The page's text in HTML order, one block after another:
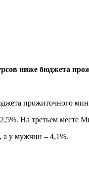
ниже бюджета
прожиточного
На третьем месте
а у мужчин – 4,1%.